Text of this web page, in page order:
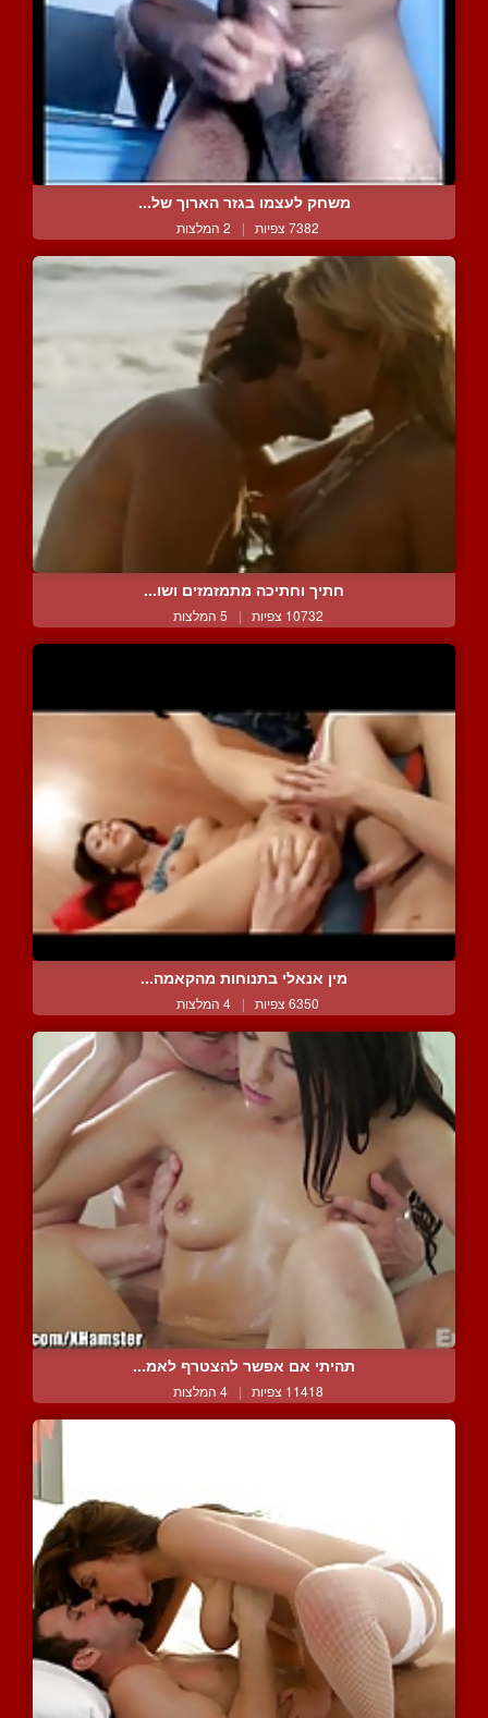
משחק לעצמו בגזר הארוך של...
7382 צפיות | 2 המלצות
חתיך וחתיכה מתמזמזים ושו...
10732 צפיות | 5 המלצות
מין אנאלי בתנוחות מהקאמה...
6350 צפיות | 4 המלצות
תהיתי אם אפשר להצטרף לאמ...
11418 צפיות | 4 המלצות